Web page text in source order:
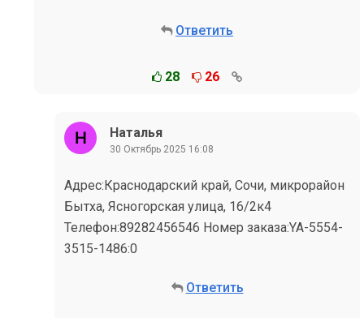
Ответить
28 26
Наталья
30 Октябрь 2025 16:08
Адрес:Краснодарский край, Сочи, микрорайон
Бытха, Ясногорская улица, 16/2к4
Телефон:89282456546 Номер заказа:YA-5554-
3515-1486:0
Ответить